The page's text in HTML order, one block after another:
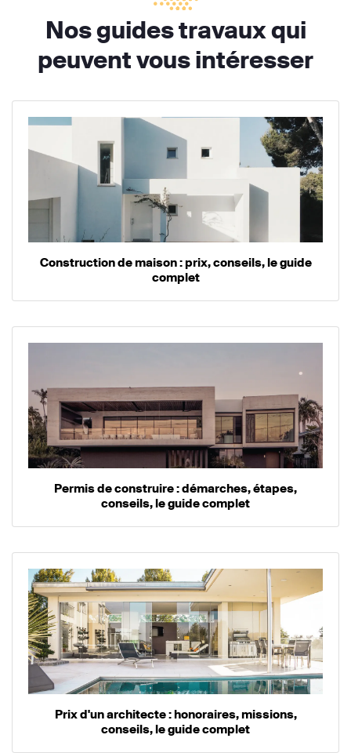
Nos guides travaux qui
peuvent vous intéresser
Construction de maison : prix, conseils, le guide
complet
Permis de construire : démarches, étapes,
conseils, le guide complet
Prix d'un architecte : honoraires, missions,
conseils, le guide complet